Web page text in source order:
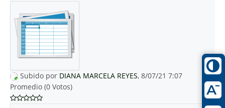
Subido por DIANA MARCELA REYES, 8/07/21 7:07
Promedio (0 Votos)